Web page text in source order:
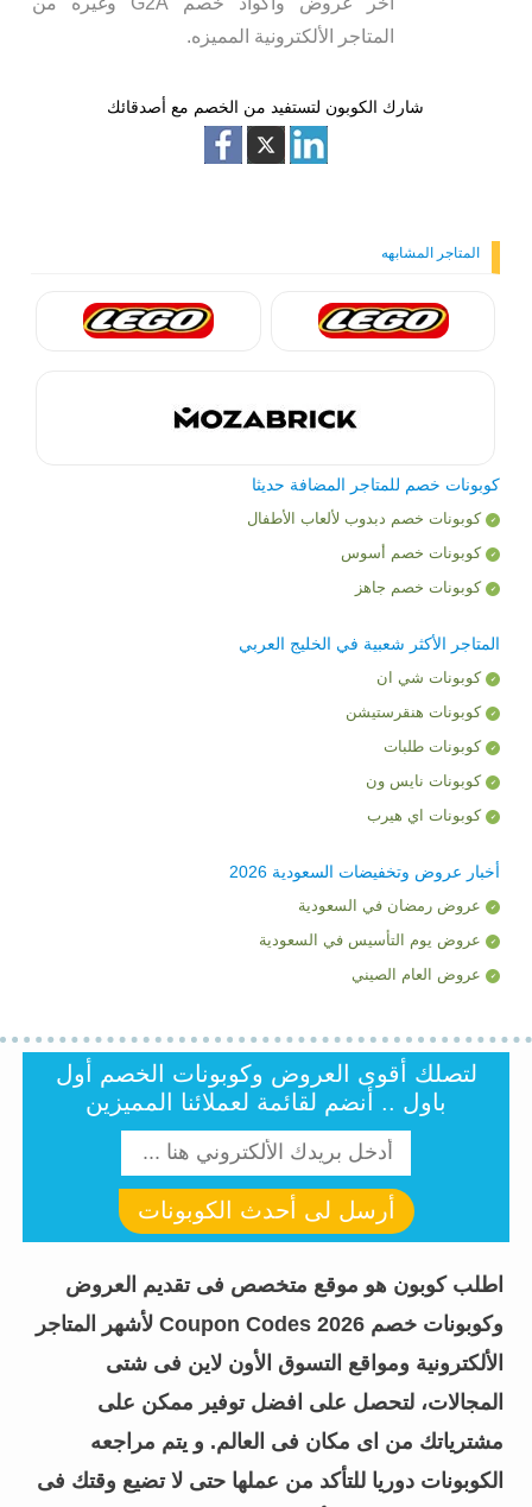
المتاجر الألكترونية المميزه.
شارك الكوبون لتستفيد من الخصم مع أصدقائك
المتاجر المشابهه
كوبونات خصم للمتاجر المضافة حديثا
كوبونات خصم دبدوب لألعاب الأطفال
كوبونات خصم أسوس
كوبونات خصم جاهز
المتاجر الأكثر شعبية في الخليج العربي
كوبونات شي ان
كوبونات هنقرستيشن
كوبونات طلبات
كوبونات نايس ون
كوبونات اي هيرب
أخبار عروض وتخفيضات السعودية 2026
عروض رمضان في السعودية
عروض يوم التأسيس في السعودية
عروض العام الصيني
لتصلك أقوى العروض وكوبونات الخصم أول
باول .. أنضم لقائمة لعملائنا المميزين
أرسل لى أحدث الكوبونات
اطلب كوبون هو موقع متخصص فى تقديم العروض
وكوبونات خصم Coupon Codes 2026 لأشهر المتاجر
الألكترونية ومواقع التسوق الأون لاين فى شتى
المجالات، لتحصل على افضل توفير ممكن على
مشترياتك من اى مكان فى العالم. و يتم مراجعه
الكوبونات دوريا للتأكد من عملها حتى لا تضيع وقتك فى